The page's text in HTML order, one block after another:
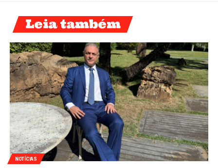
Leia também
NOTÍCIAS